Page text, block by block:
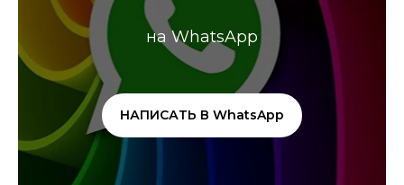
на WhatsApp
НАПИСАТЬ В WhatsApp